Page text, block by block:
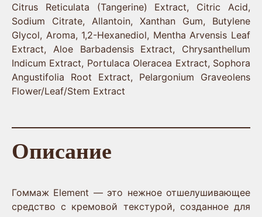
Citrus Reticulata (Tangerine) Extract, Citric Acid,
Sodium Citrate, Allantoin, Xanthan Gum, Butylene
Glycol, Aroma, 1,2-Hexanediol, Mentha Arvensis Leaf
Extract, Aloe Barbadensis Extract, Chrysanthellum
Indicum Extract, Portulaca Oleracea Extract, Sophora
Angustifolia Root Extract, Pelargonium Graveolens
Flower/Leaf/Stem Extract
Описание
Гоммаж Element — это нежное отшелушивающее
средство с кремовой текстурой, созданное для